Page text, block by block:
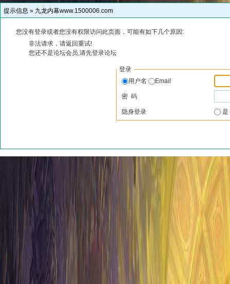
提示信息 » 九龙内幕www.1500006.com
您没有登录或者您没有权限访问此页面，可能有如下几个原因:
非法请求，请返回重试!
您还不是论坛会员,请先登录论坛
登录
用户名
Email
密 码
隐身登录